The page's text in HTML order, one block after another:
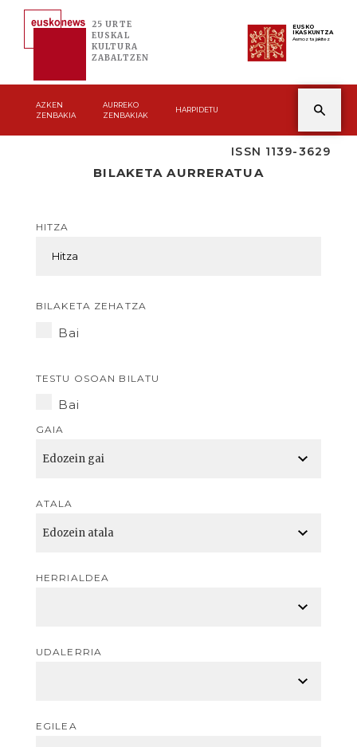
25 URTE
EUSKAL
KULTURA
ZABALTZEN
EUSKO
IKASKUNTZA
Asmoz ta jakitez
AZKEN
ZENBAKIA
AURREKO
ZENBAKIAK
HARPIDETU
ISSN 1139-3629
BILAKETA AURRERATUA
HITZA
BILAKETA ZEHATZA
Bai
TESTU OSOAN BILATU
Bai
GAIA
ATALA
HERRIALDEA
UDALERRIA
EGILEA